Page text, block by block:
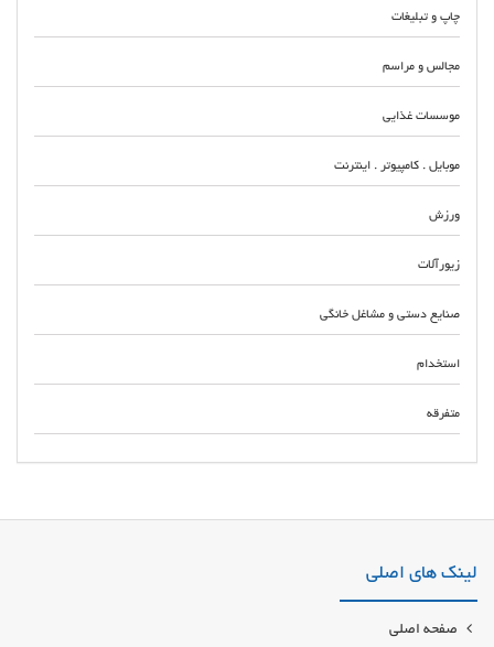
چاپ و تبلیغات
مجالس و مراسم
موسسات غذایی
موبایل . کامپیوتر . اینترنت
ورزش
زیورآلات
صنایع دستی و مشاغل خانگی
استخدام
متفرقه
سر پل ذهاب سنقر هرسین صحنه پاوه گیلانغرب روانسر کرند قصر شیرین بیستون
لینک های اصلی
صفحه اصلی